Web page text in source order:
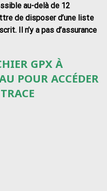
au-delà de 12
de disposer d’une liste
Il n’y a pas d’assurance
GPX À
POUR ACCÉDER